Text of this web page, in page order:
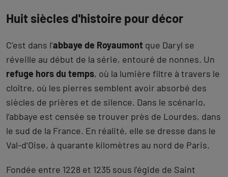
Huit siècles d'histoire pour décor
C’est dans l’abbaye de Royaumont que Daryl se
réveille au début de la série, entouré de nonnes. Un
refuge hors du temps, où la lumière filtre à travers le
cloître, où les pierres semblent avoir absorbé des
siècles de prières et de silence. Dans le scénario,
l’abbaye est censée se trouver près de Lourdes, dans
le sud de la France. En réalité, elle se dresse dans le
Val-d’Oise, à quarante kilomètres au nord de Paris.
Fondée entre 1228 et 1235 sous l’égide de Saint